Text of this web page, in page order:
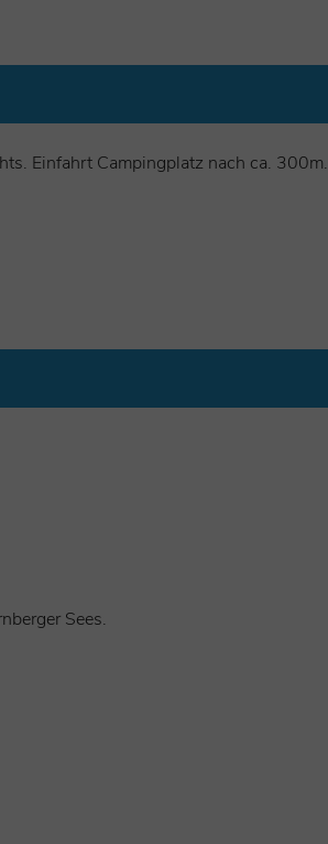
Einfahrt Campingplatz nach ca. 300m.
Sees.